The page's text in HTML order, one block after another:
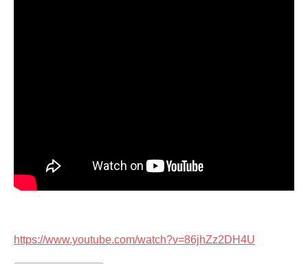
https://www.youtube.com/watch?v=86jhZz2DH4U